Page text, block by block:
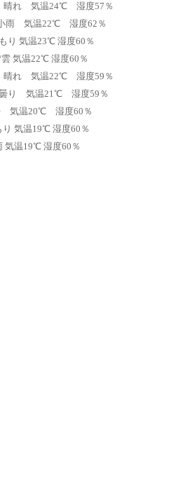
晴れ 気温24℃ 湿度57％
雨 気温22℃ 湿度62％
り 気温23℃ 湿度60％
気温22℃ 湿度60％
晴れ 気温22℃ 湿度59％
り 気温21℃ 湿度59％
気温20℃ 湿度60％
り 気温19℃ 湿度60％
気温19℃ 湿度60％